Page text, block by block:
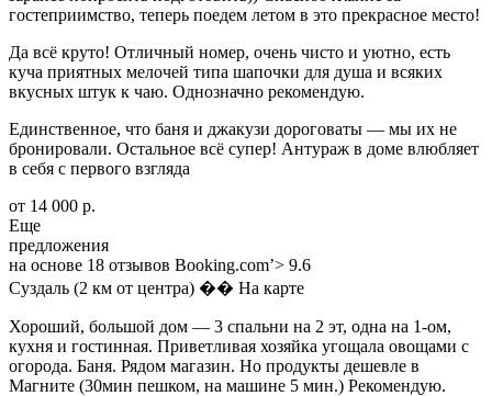
гостеприимство, теперь поедем летом в это прекрасное место!
Да всё круто! Отличный номер, очень чисто и уютно, есть
куча приятных мелочей типа шапочки для душа и всяких
вкусных штук к чаю. Однозначно рекомендую.
Единственное, что баня и джакузи дороговаты — мы их не
бронировали. Остальное всё супер! Антураж в доме влюбляет
в себя с первого взгляда
от 14 000 р.
Еще
предложения
на основе 18 отзывов Booking.com’> 9.6
Суздаль (2 км от центра) �� На карте
Хороший, большой дом — 3 спальни на 2 эт, одна на 1-ом,
кухня и гостинная. Приветливая хозяйка угощала овощами с
огорода. Баня. Рядом магазин. Но продукты дешевле в
Магните (30мин пешком, на машине 5 мин.) Рекомендую.